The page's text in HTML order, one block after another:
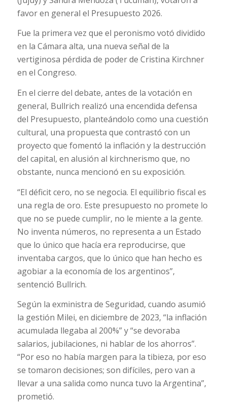
favor en general el Presupuesto 2026.
Fue la primera vez que el peronismo votó dividido
en la Cámara alta, una nueva señal de la
vertiginosa pérdida de poder de Cristina Kirchner
en el Congreso.
En el cierre del debate, antes de la votación en
general, Bullrich realizó una encendida defensa
del Presupuesto, planteándolo como una cuestión
cultural, una propuesta que contrastó con un
proyecto que fomentó la inflación y la destrucción
del capital, en alusión al kirchnerismo que, no
obstante, nunca mencionó en su exposición.
“El déficit cero, no se negocia. El equilibrio fiscal es
una regla de oro. Este presupuesto no promete lo
que no se puede cumplir, no le miente a la gente.
No inventa números, no representa a un Estado
que lo único que hacía era reproducirse, que
inventaba cargos, que lo único que han hecho es
agobiar a la economía de los argentinos”,
sentenció Bullrich.
Según la exministra de Seguridad, cuando asumió
la gestión Milei, en diciembre de 2023, “la inflación
acumulada llegaba al 200%” y “se devoraba
salarios, jubilaciones, ni hablar de los ahorros”.
“Por eso no había margen para la tibieza, por eso
se tomaron decisiones; son difíciles, pero van a
llevar a una salida como nunca tuvo la Argentina”,
prometió.